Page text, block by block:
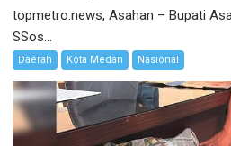
topmetro.news, Asahan – Bupati
SSos...
Daerah Kota Medan Nasional